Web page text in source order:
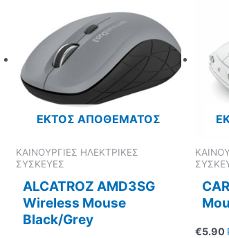
ΕΚΤΌΣ ΑΠΟΘΈΜΑΤΟΣ
ΚΑΙΝΟΥΡΓΙΕΣ ΗΛΕΚΤΡΙΚΕΣ
ΣΥΣΚΕΥΕΣ
ALCATROZ AMD3SG
Wireless Mouse
Black/Grey
€5.90